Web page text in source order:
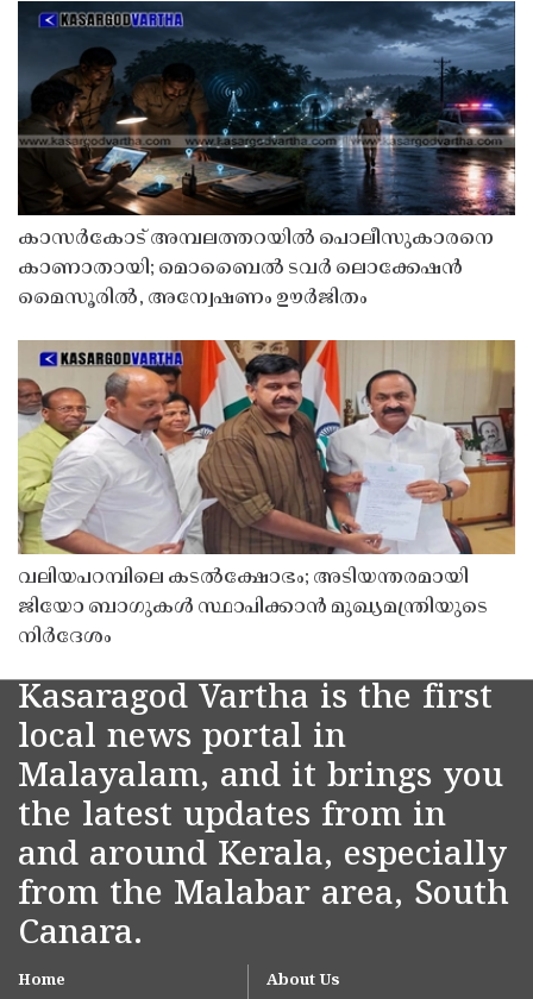
കാസർകോട് അമ്പലത്തറയിൽ പൊലീസുകാരനെ
കാണാതായി; മൊബൈൽ ടവർ ലൊക്കേഷൻ
മൈസൂരിൽ, അന്വേഷണം ഊർജിതം
വലിയപറമ്പിലെ കടൽക്ഷോഭം; അടിയന്തരമായി
ജിയോ ബാഗുകൾ സ്ഥാപിക്കാൻ മുഖ്യമന്ത്രിയുടെ
നിർദേശം
Kasaragod Vartha is the first
local news portal in
Malayalam, and it brings you
the latest updates from in
and around Kerala, especially
from the Malabar area, South
Canara.
Home About Us